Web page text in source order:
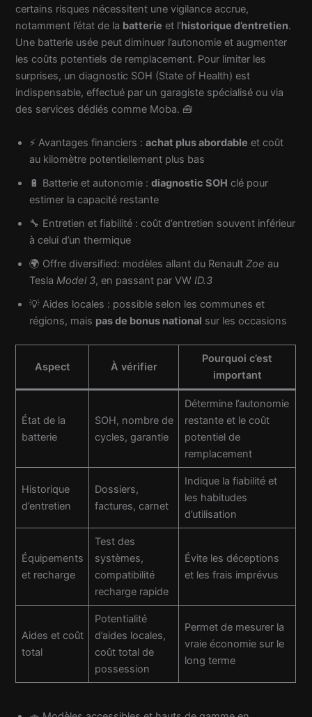
certains risques nécessitent une vigilance accrue,
notamment l’état de la batterie et l’historique d’entretien.
Une batterie usée peut diminuer l’autonomie et augmenter
les coûts potentiels de remplacement. Pour limiter les
surprises, un diagnostic SOH (State of Health) est
indispensable, effectué par un garagiste spécialisé ou via
des services dédiés comme Moba. 🧰
⚡ Avantages financiers :achat plus abordable et coût
au kilomètre potentiellement plus bas
🔋 Batterie et autonomie :diagnostic SOH clé pour
estimer la capacité restante
🔧 Entretien et fiabilité : coût d’entretien souvent inférieur
à celui d’un thermique
🌍 Offre diversified: modèles allant du RenaultZoe au
TeslaModel 3, en passant par VWID.3
💡 Aides locales : possible selon les communes et
régions, mais pas de bonus national sur les occasions
Aspect À vérifier
Pourquoi c’est
important
État de la
batterie
SOH, nombre de
cycles, garantie
Détermine l’autonomie
restante et le coût
potentiel de
remplacement
Historique
d’entretien
Dossiers,
factures, carnet
Indique la fiabilité et
les habitudes
d’utilisation
Équipements
et recharge
Test des
systèmes,
compatibilité
recharge rapide
Évite les déceptions
et les frais imprévus
Aides et coût
total
Potentialité
d’aides locales,
coût total de
possession
Permet de mesurer la
vraie économie sur le
long terme